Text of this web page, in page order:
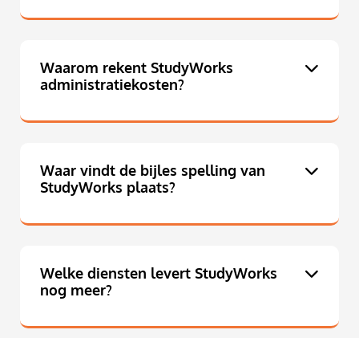
Waarom rekent StudyWorks
administratiekosten?
Waar vindt de bijles spelling van
StudyWorks plaats?
Welke diensten levert StudyWorks
nog meer?